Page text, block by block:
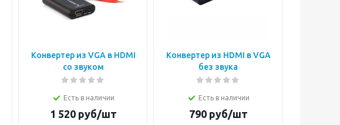
Конвертер из VGA в HDMI
со звуком
Есть в наличии
1 520руб/шт
Конвертер из HDMI в VGA
без звука
Есть в наличии
790руб/шт